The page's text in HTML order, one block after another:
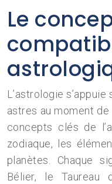
Le
L’astrologie
astres au moment de
concepts clés de
zodiaque, les
planètes. Chaque
Bélier, le Taureau